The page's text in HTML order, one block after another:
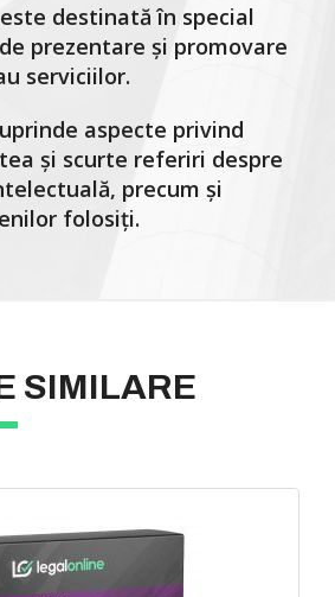
este destinată în special
prezentare și promovare
serviciilor.
aspecte privind
și scurte referiri despre
precum și
folosiți.
SIMILARE